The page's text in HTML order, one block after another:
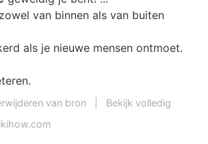
van binnen als van buiten
als je nieuwe mensen ontmoet.
van bron
Bekijk volledig